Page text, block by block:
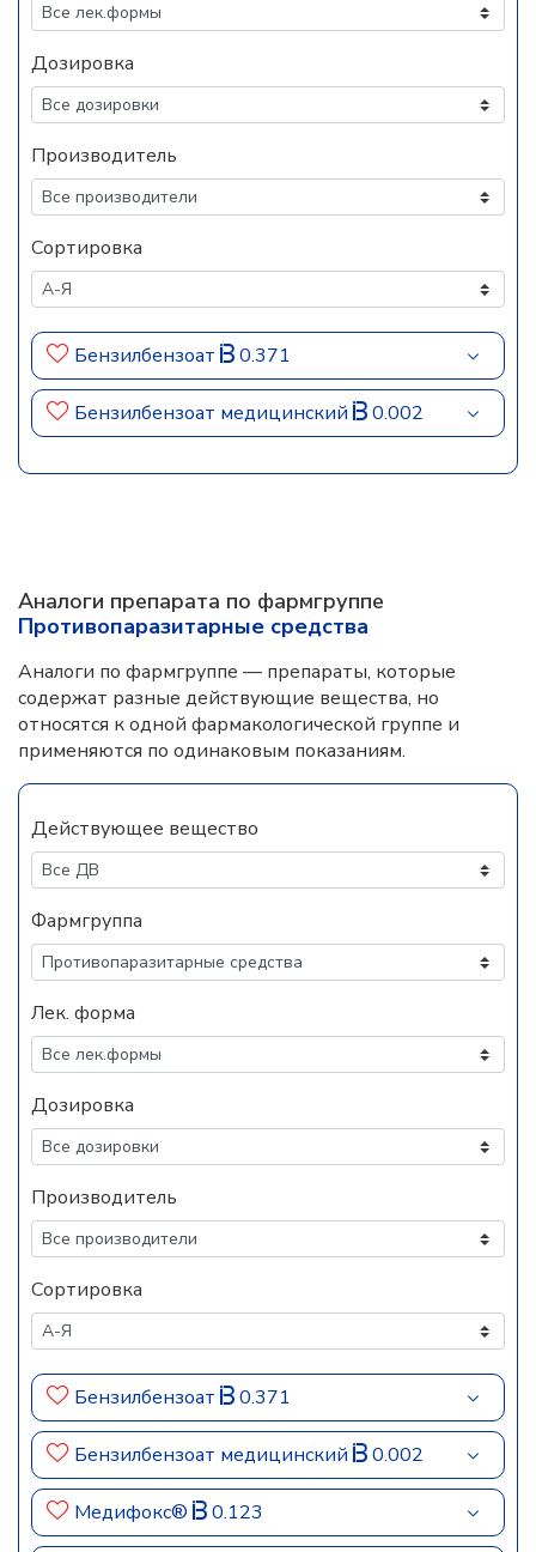
Дозировка
Производитель
Сортировка
Бензилбензоат 0.371
Бензилбензоат медицинский 0.002
Аналоги препарата по фармгруппе
Противопаразитарные средства
Аналоги по фармгруппе — препараты, которые
содержат разные действующие вещества, но
относятся к одной фармакологической группе и
применяются по одинаковым показаниям.
Действующее вещество
Фармгруппа
Лек. форма
Дозировка
Производитель
Сортировка
Бензилбензоат 0.371
Бензилбензоат медицинский 0.002
Медифокс® 0.123